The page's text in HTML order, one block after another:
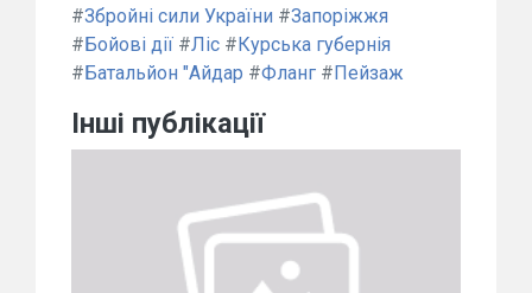
#Збройні сили України #Запоріжжя
#Бойові дії #Ліс #Курська губернія
#Батальйон "Айдар #Фланг #Пейзаж
Інші публікації